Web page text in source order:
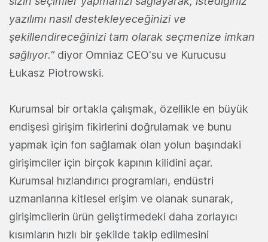
yazılımı nasıl destekleyeceğinizi ve
şekillendireceğinizi tam olarak seçmenize imkan
sağlıyor.” diyor Omniaz CEO'su ve Kurucusu
Łukasz Piotrowski.
Kurumsal bir ortakla çalışmak, özellikle en büyük
endişesi girişim fikirlerini doğrulamak ve bunu
yapmak için fon sağlamak olan yolun başındaki
girişimciler için birçok kapının kilidini açar.
Kurumsal hızlandırıcı programları, endüstri
uzmanlarına kitlesel erişim ve olanak sunarak,
girişimcilerin ürün geliştirmedeki daha zorlayıcı
kısımların hızlı bir şekilde takip edilmesini